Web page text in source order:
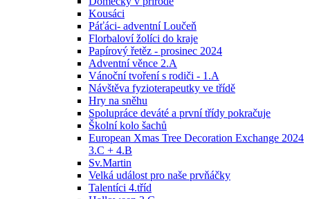
Kousáci
Páťáci- adventní Loučeň
Florbaloví žolíci do kraje
Papírový řetěz - prosinec 2024
Adventní věnce 2.A
Vánoční tvoření s rodiči - 1.A
Návštěva fyzioterapeutky ve třídě
Hry na sněhu
Spolupráce deváté a první třídy pokračuje
Školní kolo šachů
European Xmas Tree Decoration Exchange 2024
3.C + 4.B
Sv.Martin
Velká událost pro naše prvňáčky
Talentíci 4.tříd